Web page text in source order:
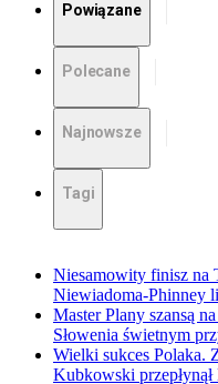
Powiązane
Polecane
Najnowsze
Tagi
Niesamowity finisz na
Niewiadoma-Phinney
Master Plany szansą
Słowenia świetnym
Wielki sukces Polaka.
Kubkowski przepłynął